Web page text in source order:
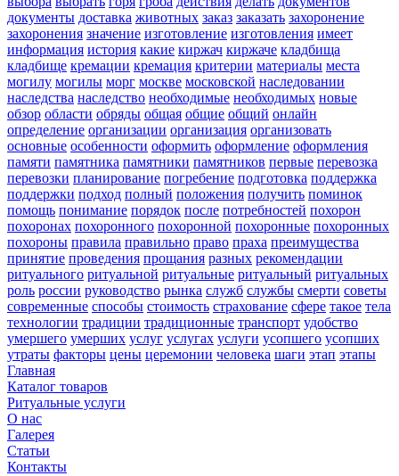
документы доставка животных заказ заказать захоронение
захоронения значение изготовление изготовления имеет
информация история какие киржач киржаче кладбища
кладбище кремации кремация критерии материалы места
могилу могилы морг москве московской наследовании
наследства наследство необходимые необходимых новые
обзор области обряды общая общие общий онлайн
определение организации организация организовать
основные особенности оформить оформление оформления
памяти памятника памятники памятников первые перевозка
перевозки планирование погребение подготовка поддержка
поддержки подход полный положения получить поминок
помощь понимание порядок после потребностей похорон
похоронах похоронного похоронной похоронные похоронных
похороны правила правильно право праха преимущества
принятие проведения прощания разных рекомендации
ритуального ритуальной ритуальные ритуальный ритуальных
роль россии руководство рынка служб службы смерти советы
современные способы стоимость страхование сфере такое тела
технологии традиции традиционные транспорт удобство
умершего умерших услуг услугах услуги усопшего усопших
утраты факторы цены церемонии человека шаги этап этапы
Главная
Каталог товаров
Ритуальные услуги
О нас
Галерея
Статьи
Контакты